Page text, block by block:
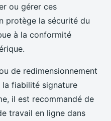
ou gérer ces
protège la sécurité du
à la conformité
de redimensionnement
fiabilité signature
il est recommandé de
travail en ligne dans